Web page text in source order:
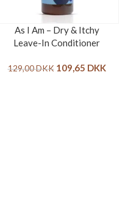
As I Am – Dry & Itchy
Leave-In Conditioner
129,00DKK 109,65 DKK